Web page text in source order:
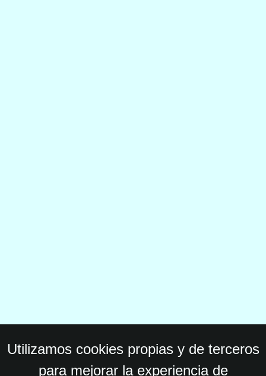
Utilizamos cookies propias y de terceros
para mejorar la experiencia de